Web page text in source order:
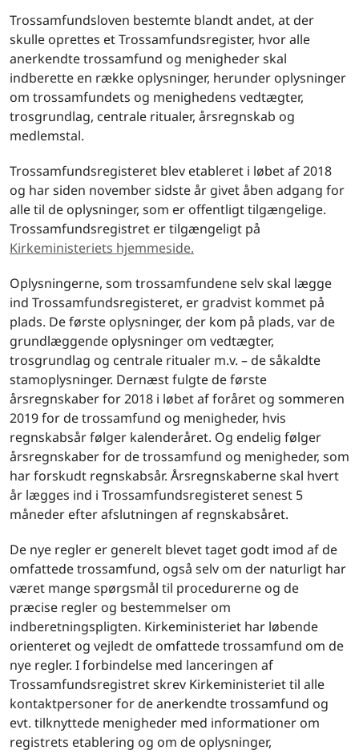
Trossamfundsloven bestemte blandt andet, at der
skulle oprettes et Trossamfundsregister, hvor alle
anerkendte trossamfund og menigheder skal
indberette en række oplysninger, herunder oplysninger
om trossamfundets og menighedens vedtægter,
trosgrundlag, centrale ritualer, årsregnskab og
medlemstal.
Trossamfundsregisteret blev etableret i løbet af 2018
og har siden november sidste år givet åben adgang for
alle til de oplysninger, som er offentligt tilgængelige.
Trossamfundsregistret er tilgængeligt på
Kirkeministeriets hjemmeside.
Oplysningerne, som trossamfundene selv skal lægge
ind Trossamfundsregisteret, er gradvist kommet på
plads. De første oplysninger, der kom på plads, var de
grundlæggende oplysninger om vedtægter,
trosgrundlag og centrale ritualer m.v. – de såkaldte
stamoplysninger. Dernæst fulgte de første
årsregnskaber for 2018 i løbet af foråret og sommeren
2019 for de trossamfund og menigheder, hvis
regnskabsår følger kalenderåret. Og endelig følger
årsregnskaber for de trossamfund og menigheder, som
har forskudt regnskabsår. Årsregnskaberne skal hvert
år lægges ind i Trossamfundsregisteret senest 5
måneder efter afslutningen af regnskabsåret.
De nye regler er generelt blevet taget godt imod af de
omfattede trossamfund, også selv om der naturligt har
været mange spørgsmål til procedurerne og de
præcise regler og bestemmelser om
indberetningspligten. Kirkeministeriet har løbende
orienteret og vejledt de omfattede trossamfund om de
nye regler. I forbindelse med lanceringen af
Trossamfundsregistret skrev Kirkeministeriet til alle
kontaktpersoner for de anerkendte trossamfund og
evt. tilknyttede menigheder med informationer om
registrets etablering og om de oplysninger,